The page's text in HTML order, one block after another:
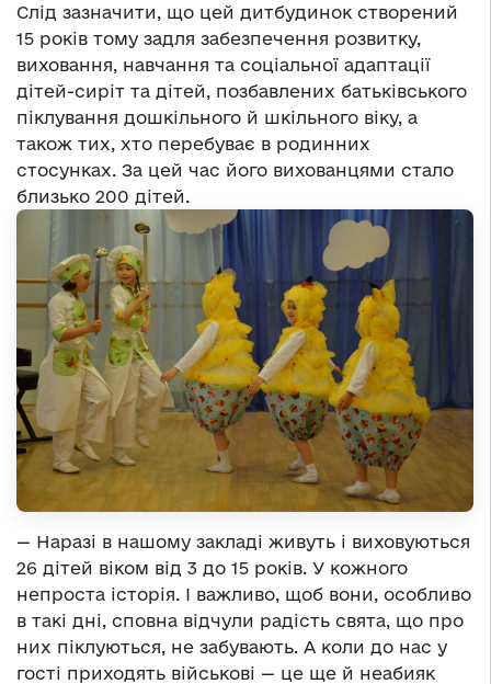
Слід зазначити, що цей дитбудинок створений
15 років тому задля забезпечення розвитку,
виховання, навчання та соціальної адаптації
дітей-сиріт та дітей, позбавлених батьківського
піклування дошкільного й шкільного віку, а
також тих, хто перебуває в родинних
стосунках. За цей час його вихованцями стало
близько 200 дітей.
— Наразі в нашому закладі живуть і виховуються
26 дітей віком від 3 до 15 років. У кожного
непроста історія. І важливо, щоб вони, особливо
в такі дні, сповна відчули радість свята, що про
них піклуються, не забувають. А коли до нас у
гості приходять військові — це ще й неабияк